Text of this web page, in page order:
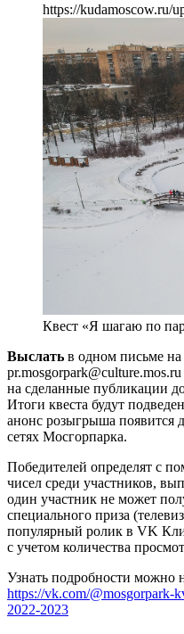
https://kudamoscow.ru/
Квест «Я шагаю по
Выслать в одном письме на
на сделанные публикации
Итоги квеста будут
анонс розыгрыша появится
сетях Мосгорпарка.
Победителей определят с
чисел среди участников,
один участник не может
специального приза
популярный ролик в VK
с учетом количества
Узнать подробности можно
https://vk.com/@mosgorpark-
2022-2023